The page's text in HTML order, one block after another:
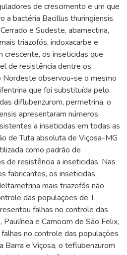
de crescimento e um que
a bactéria Bacillus thuringiensis.
e Sudeste, abamectina,
triazofós, indoxacarbe e
crescente, os inseticidas que
de resistência dentre os
observou-se o mesmo
que foi substituída pelo
diflubenzurom, permetrina, o
apresentaram números
a inseticidas em todas as
de Tuta absoluta de Viçosa-MG
como padrão de
de resistência a inseticidas. Nas
fabricantes, os inseticidas
mais triazofós não
das populações de T.
falhas no controle das
e Camocim de São Felix,
no controle das populações
Barra e Viçosa, o teflubenzurom